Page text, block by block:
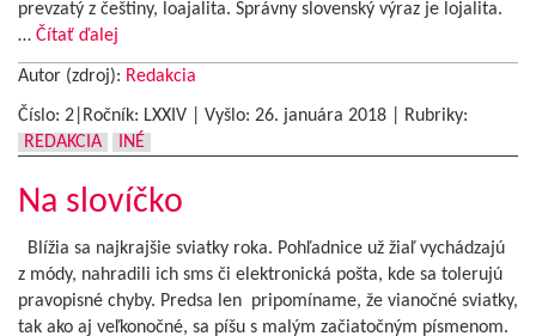
prevzatý z češtiny, loajalita. Správny slovenský výraz je lojalita.
… Čítať ďalej
Autor (zdroj): Redakcia
Číslo: 2|Ročník: LXXIV | Vyšlo: 26. januára 2018
Rubriky:
REDAKCIA
INÉ
Na slovíčko
Blížia sa najkrajšie sviatky roka. Pohľadnice už žiaľ vychádzajú
z módy, nahradili ich sms či elektronická pošta, kde sa tolerujú
pravopisné chyby. Predsa len pripomíname, že vianočné sviatky,
tak ako aj veľkonočné, sa píšu s malým začiatočným písmenom.